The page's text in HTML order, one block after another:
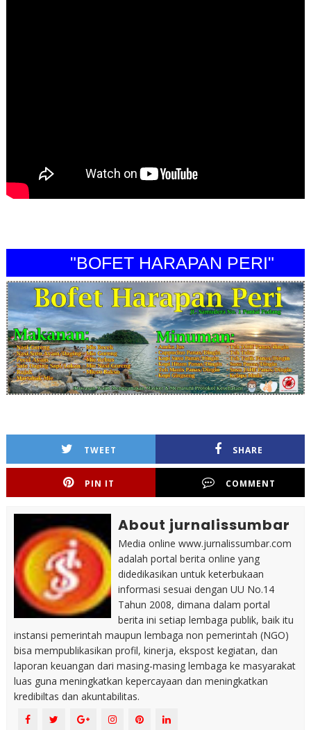
"BOFET HARAPAN PERI"
TWEET SHARE
PIN IT COMMENT
About jurnalissumbar
Media online www.jurnalissumbar.com
adalah portal berita online yang
didedikasikan untuk keterbukaan
informasi sesuai dengan UU No.14
Tahun 2008, dimana dalam portal
berita ini setiap lembaga publik, baik itu
instansi pemerintah maupun lembaga non pemerintah (NGO)
bisa mempublikasikan profil, kinerja, ekspost kegiatan, dan
laporan keuangan dari masing-masing lembaga ke masyarakat
luas guna meningkatkan kepercayaan dan meningkatkan
kredibiltas dan akuntabilitas.